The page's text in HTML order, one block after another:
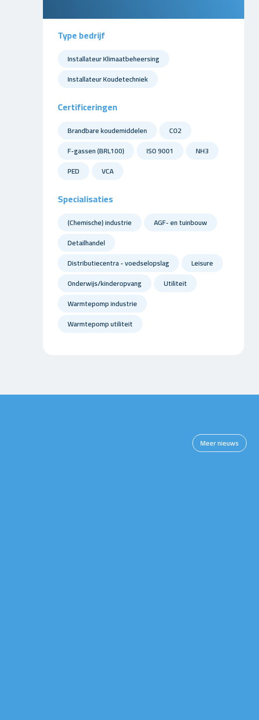
Type bedrijf
Installateur Klimaatbeheersing
Installateur Koudetechniek
Certificeringen
Brandbare koudemiddelen
CO2
F-gassen (BRL100)
ISO 9001
NH3
PED
VCA
Specialisaties
(Chemische) industrie
AGF- en tuinbouw
Detailhandel
Distributiecentra - voedselopslag
Leisure
Onderwijs/kinderopvang
Utiliteit
Warmtepomp industrie
Warmtepomp utiliteit
Meer nieuws